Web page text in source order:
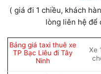
( giá đi 1 chiều, khách
lòng liên hệ để
Bảng giá taxi thuê xe
TP Bạc Liêu đi Tây
Ninh
Xe